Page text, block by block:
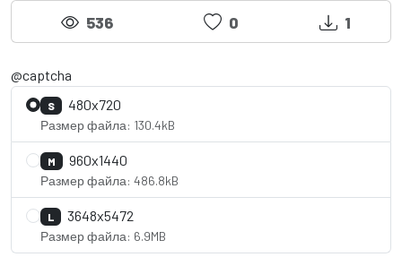
536 0 1
@captcha
S 480x720
Размер файла: 130.4kB
M 960x1440
Размер файла: 486.8kB
L 3648x5472
Размер файла: 6.9MB